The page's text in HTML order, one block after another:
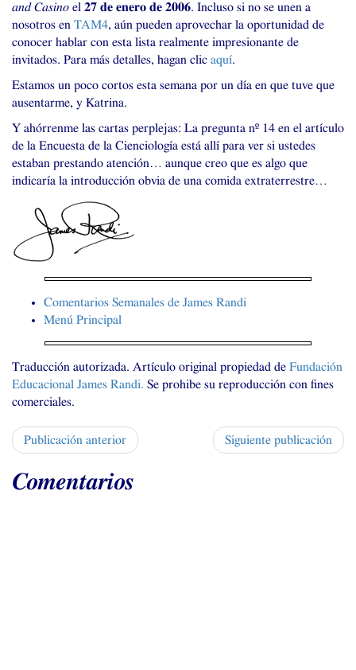
and Casino el 27 de enero de 2006. Incluso si no se unen a
nosotros en TAM4, aún pueden aprovechar la oportunidad de
conocer hablar con esta lista realmente impresionante de
invitados. Para más detalles, hagan clic aquí.
Estamos un poco cortos esta semana por un día en que tuve que
ausentarme, y Katrina.
Y ahórrenme las cartas perplejas: La pregunta nº 14 en el artículo
de la Encuesta de la Cienciología está allí para ver si ustedes
estaban prestando atención… aunque creo que es algo que
indicaría la introducción obvia de una comida extraterrestre…
Comentarios Semanales de James Randi
Menú Principal
Traducción autorizada. Artículo original propiedad de Fundación
Educacional James Randi. Se prohibe su reproducción con fines
comerciales.
Publicación anterior Siguiente publicación
Comentarios